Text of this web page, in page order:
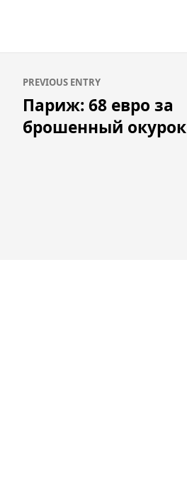
по
записям
PREVIOUS ENTRY
Париж: 68 евро за
брошенный окурок